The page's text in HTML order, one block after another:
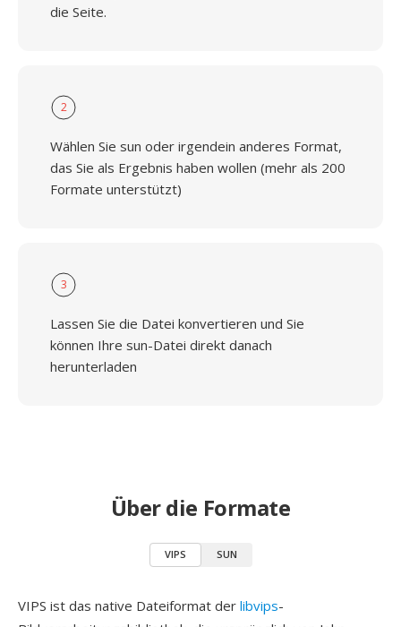
die Seite.
2
Wählen Sie sun oder irgendein anderes Format,
das Sie als Ergebnis haben wollen (mehr als 200
Formate unterstützt)
3
Lassen Sie die Datei konvertieren und Sie
können Ihre sun-Datei direkt danach
herunterladen
Über die Formate
VIPS SUN
VIPS ist das native Dateiformat der libvips-